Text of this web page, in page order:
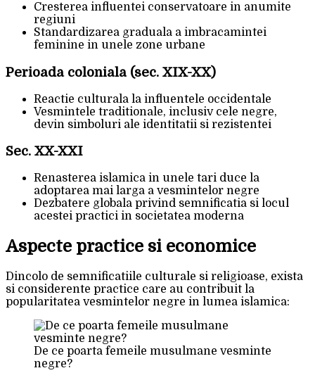
Cresterea influentei conservatoare in anumite
regiuni
Standardizarea graduala a imbracamintei
feminine in unele zone urbane
Perioada coloniala (sec. XIX-XX)
Reactie culturala la influentele occidentale
Vesmintele traditionale, inclusiv cele negre,
devin simboluri ale identitatii si rezistentei
Sec. XX-XXI
Renasterea islamica in unele tari duce la
adoptarea mai larga a vesmintelor negre
Dezbatere globala privind semnificatia si locul
acestei practici in societatea moderna
Aspecte practice si economice
Dincolo de semnificatiile culturale si religioase, exista
si considerente practice care au contribuit la
popularitatea vesmintelor negre in lumea islamica:
De ce poarta femeile musulmane vesminte
negre?